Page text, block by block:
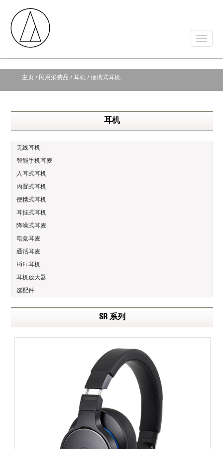
主页/ 民用消费品 / 耳机 / 便携式耳机
耳机
无线耳机
智能手机耳麦
入耳式耳机
内置式耳机
便携式耳机
耳挂式耳机
降噪式耳麦
电竞耳麦
通话耳麦
HiFi 耳机
耳机放大器
选配件
SR 系列